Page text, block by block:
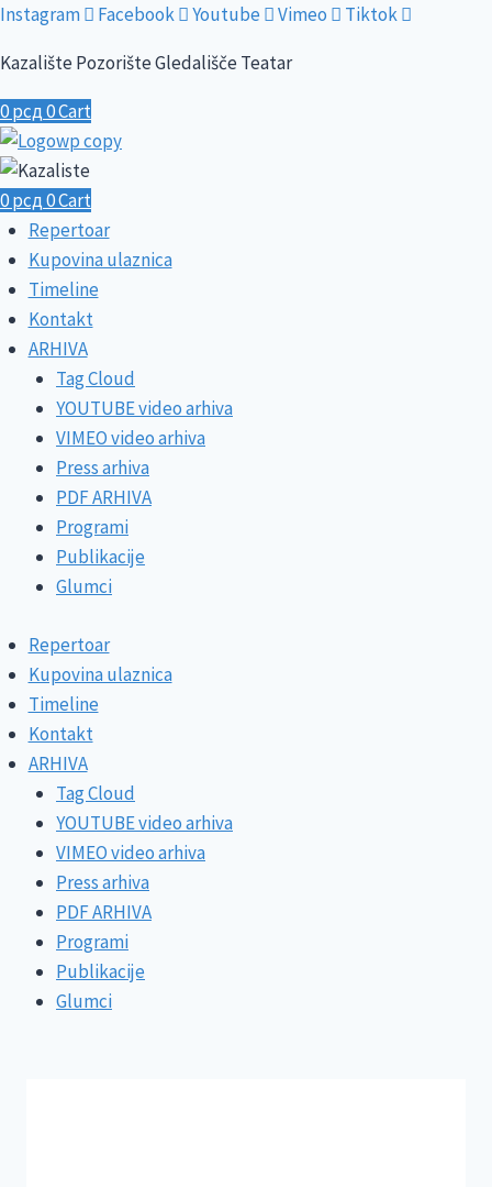
Skip
content
Instagram Facebook Youtube Vimeo
Tiktok
Kazalište Pozorište Gledališče Teatar
0рсд0Cart
0рсд0Cart
Repertoar
Kupovina ulaznica
Timeline
Kontakt
ARHIVA
Tag Cloud
YOUTUBE video arhiva
VIMEO video arhiva
Press arhiva
PDF ARHIVA
Programi
Publikacije
Glumci
Repertoar
Kupovina ulaznica
Timeline
Kontakt
ARHIVA
Tag Cloud
YOUTUBE video arhiva
VIMEO video arhiva
Press arhiva
PDF ARHIVA
Programi
Publikacije
Glumci